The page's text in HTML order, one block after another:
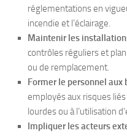
réglementations en
incendie et l’éclairage.
Maintenir les
contrôles réguliers et
ou de remplacement.
Former le personnel aux
employés aux risques
lourdes ou à l’utilisation
Impliquer les acteurs